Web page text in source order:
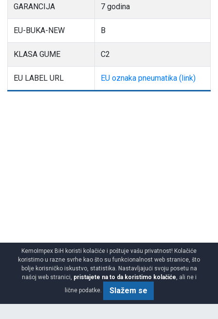
GARANCIJA 7 godina
EU-BUKA-NEW B
KLASA GUME C2
EU LABEL URL EU oznaka pneumatika (link)
KemoImpex BiH koristi kolačiće i poštuje vašu privatnost! Kolačiće
koristimo u razne svrhe kao što su funkcionalnost web stranice, što
bolje korisničko iskustvo, statistika. Nastavljajući svoju posetu na
našoj web stranici, pristajete na to da koristimo kolačiće, ali ne i
lične podatke.
Slažem se